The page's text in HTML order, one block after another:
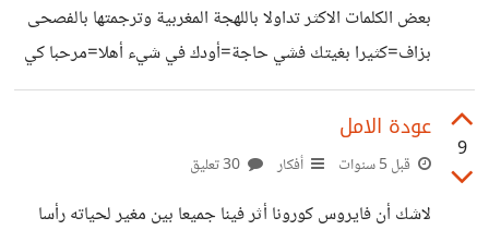
بعض الكلمات الاكثر تداولا باللهجة المغربية وترجمتها بالفصحى
بزاف=كثيرا بغيتك فشي حاجة=أودك في شيء أهلا=مرحبا كي
داير لاباس=كيف حالك بخير كلشي=الكل دابا=الان أش
كاتدير=ماذا تفعل كليتي ولامزال=أكلت أم ليس بعد دير
الخير=إفعل الخير الماكلة=الاكل عامر=ممتلئ خاوي=فارغ
9
عودة الامل
قبل 5 سنوات أفكار
لاشك أن فايروس كورونا أثر فينا جميعا بين مغير لحياته رأسا